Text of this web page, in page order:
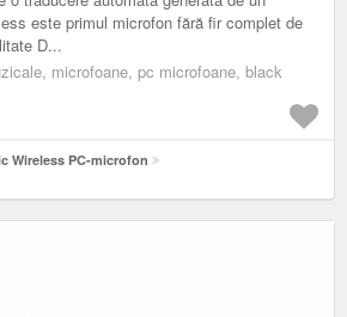
este primul microfon fără fir complet de
D...
microfoane, pc microfoane, black
Wireless PC-microfon